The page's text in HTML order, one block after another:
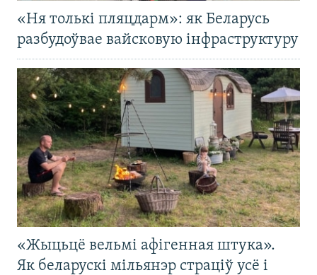
«Ня толькі пляцдарм»: як Беларусь
разбудоўвае вайсковую інфраструктуру
«Жыцьцё вельмі афігенная штука».
Як беларускі мільянэр страціў усё і